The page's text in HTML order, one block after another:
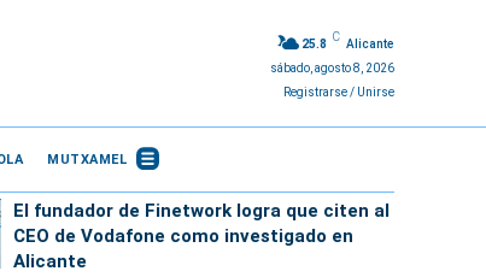
25.8
C
Alicante
sábado, agosto 8, 2026
Registrarse / Unirse
MUTXAMEL
El fundador de Finetwork logra que citen al
CEO de Vodafone como investigado en
Alicante